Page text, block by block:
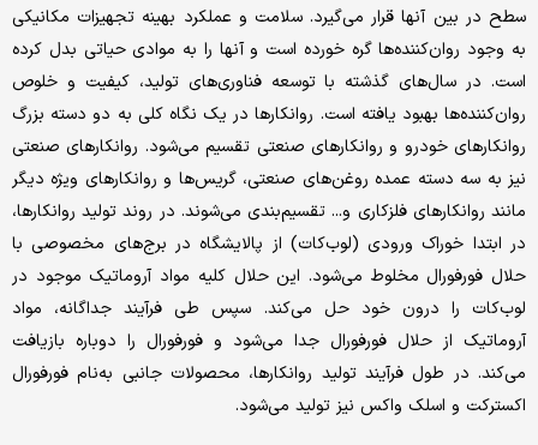
سطح در بین آنها قرار می‌گیرد. سلامت و عملکرد بهینه تجهیزات مکانیکی
به وجود روان‌کننده‌‌‌ها گره خورده است و آنها را به موادی حیاتی بدل کرده
است. در سال‎‌‌‌های گذشته با توسعه فناوری‌‌‌های تولید، کیفیت و خلوص
روان‌‌‌کننده‌‌‌ها بهبود یافته است. روانکارها در یک نگاه کلی به دو دسته بزرگ
روانکارهای خودرو و روانکارهای صنعتی تقسیم می‌شود. روانکارهای صنعتی
نیز به سه دسته عمده روغن‌‌‌های صنعتی، گریس‌‌‌ها و روانکارهای ویژه دیگر
مانند روانکارهای فلزکاری و... تقسیم‌بندی می‌‌‌شوند. در روند تولید روانکارها،
در ابتدا خوراک ورودی (لوب‌کات) از پالایشگاه در برج‌‌‌های مخصوصی با
حلال فورفورال مخلوط می‌شود. این حلال کلیه مواد آروماتیک موجود در
لوب‌کات را درون خود حل می‌‌‌کند. سپس طی فرآیند جداگانه، مواد
آروماتیک از حلال فورفورال جدا می‌‌‌شود و فورفورال را دوباره بازیافت
می‌‌‌کند. در طول فرآیند تولید روانکارها، محصولات جانبی به‌‌‌نام فورفورال
اکسترکت و اسلک واکس نیز تولید می‌شود.